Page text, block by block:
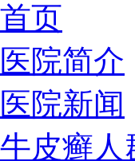
首页
医院简介
医院新闻
牛皮癣人